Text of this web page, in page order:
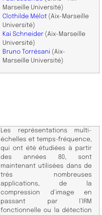
Marseille Université)
Clothilde Mélot (Aix-Marseille
Université)
Kai Schneider (Aix-Marseille
Université)
Bruno Torrésani (Aix-
Marseille Université)
Les représentations multi-
échelles et temps-fréquence,
qui ont été étudiées à partir
des années 80, sont
maintenant utilisées dans de
très nombreuses
applications, de la
compression d’image en
passant par l’IRM
fonctionnelle ou la détection